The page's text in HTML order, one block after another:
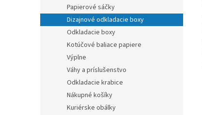
Papierové sáčky
Dizajnové odkladacie boxy
Odkladacie boxy
Kotúčové baliace papiere
Výplne
Váhy a príslušenstvo
Odkladacie krabice
Nákupné košíky
Kuriérske obálky